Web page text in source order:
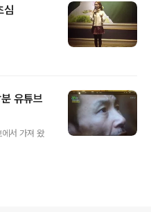
산원 초심
유튜브
서 가져 왔